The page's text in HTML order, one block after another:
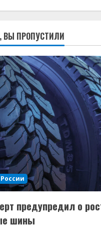
ВЫ ПРОПУСТИЛИ
предупредил о
шины